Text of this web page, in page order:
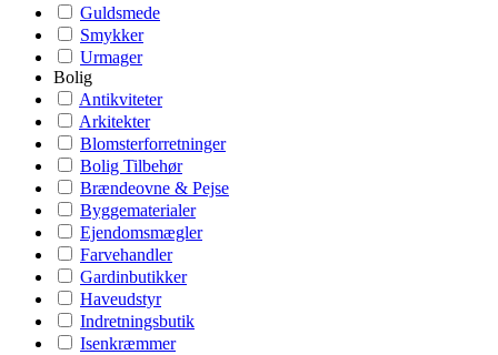
Guldsmede
Smykker
Urmager
Bolig
Antikviteter
Arkitekter
Blomsterforretninger
Bolig Tilbehør
Brændeovne & Pejse
Byggematerialer
Ejendomsmægler
Farvehandler
Gardinbutikker
Haveudstyr
Indretningsbutik
Isenkræmmer